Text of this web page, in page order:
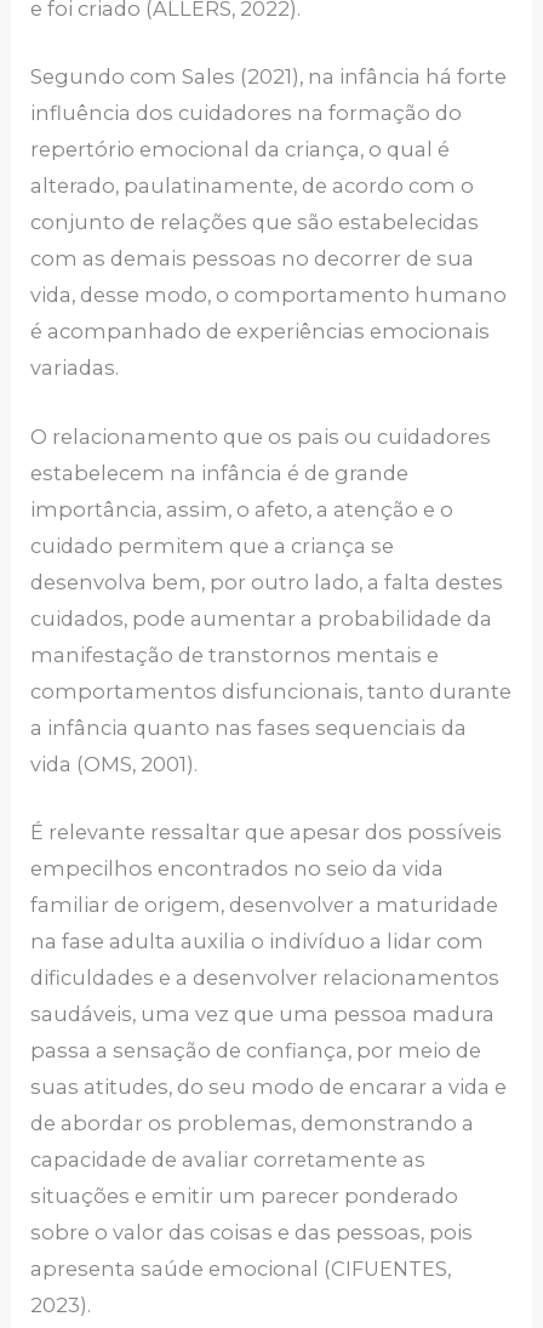
e foi criado (ALLERS, 2022).
Segundo com Sales (2021), na infância há forte
influência dos cuidadores na formação do
repertório emocional da criança, o qual é
alterado, paulatinamente, de acordo com o
conjunto de relações que são estabelecidas
com as demais pessoas no decorrer de sua
vida, desse modo, o comportamento humano
é acompanhado de experiências emocionais
variadas.
O relacionamento que os pais ou cuidadores
estabelecem na infância é de grande
importância, assim, o afeto, a atenção e o
cuidado permitem que a criança se
desenvolva bem, por outro lado, a falta destes
cuidados, pode aumentar a probabilidade da
manifestação de transtornos mentais e
comportamentos disfuncionais, tanto durante
a infância quanto nas fases sequenciais da
vida (OMS, 2001).
É relevante ressaltar que apesar dos possíveis
empecilhos encontrados no seio da vida
familiar de origem, desenvolver a maturidade
na fase adulta auxilia o indivíduo a lidar com
dificuldades e a desenvolver relacionamentos
saudáveis, uma vez que uma pessoa madura
passa a sensação de confiança, por meio de
suas atitudes, do seu modo de encarar a vida e
de abordar os problemas, demonstrando a
capacidade de avaliar corretamente as
situações e emitir um parecer ponderado
sobre o valor das coisas e das pessoas, pois
apresenta saúde emocional (CIFUENTES,
2023).